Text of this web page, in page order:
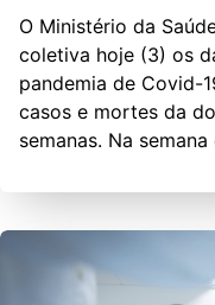
O Ministério da
coletiva hoje (3) os
pandemia de Covid-
casos e mortes da
semanas. Na